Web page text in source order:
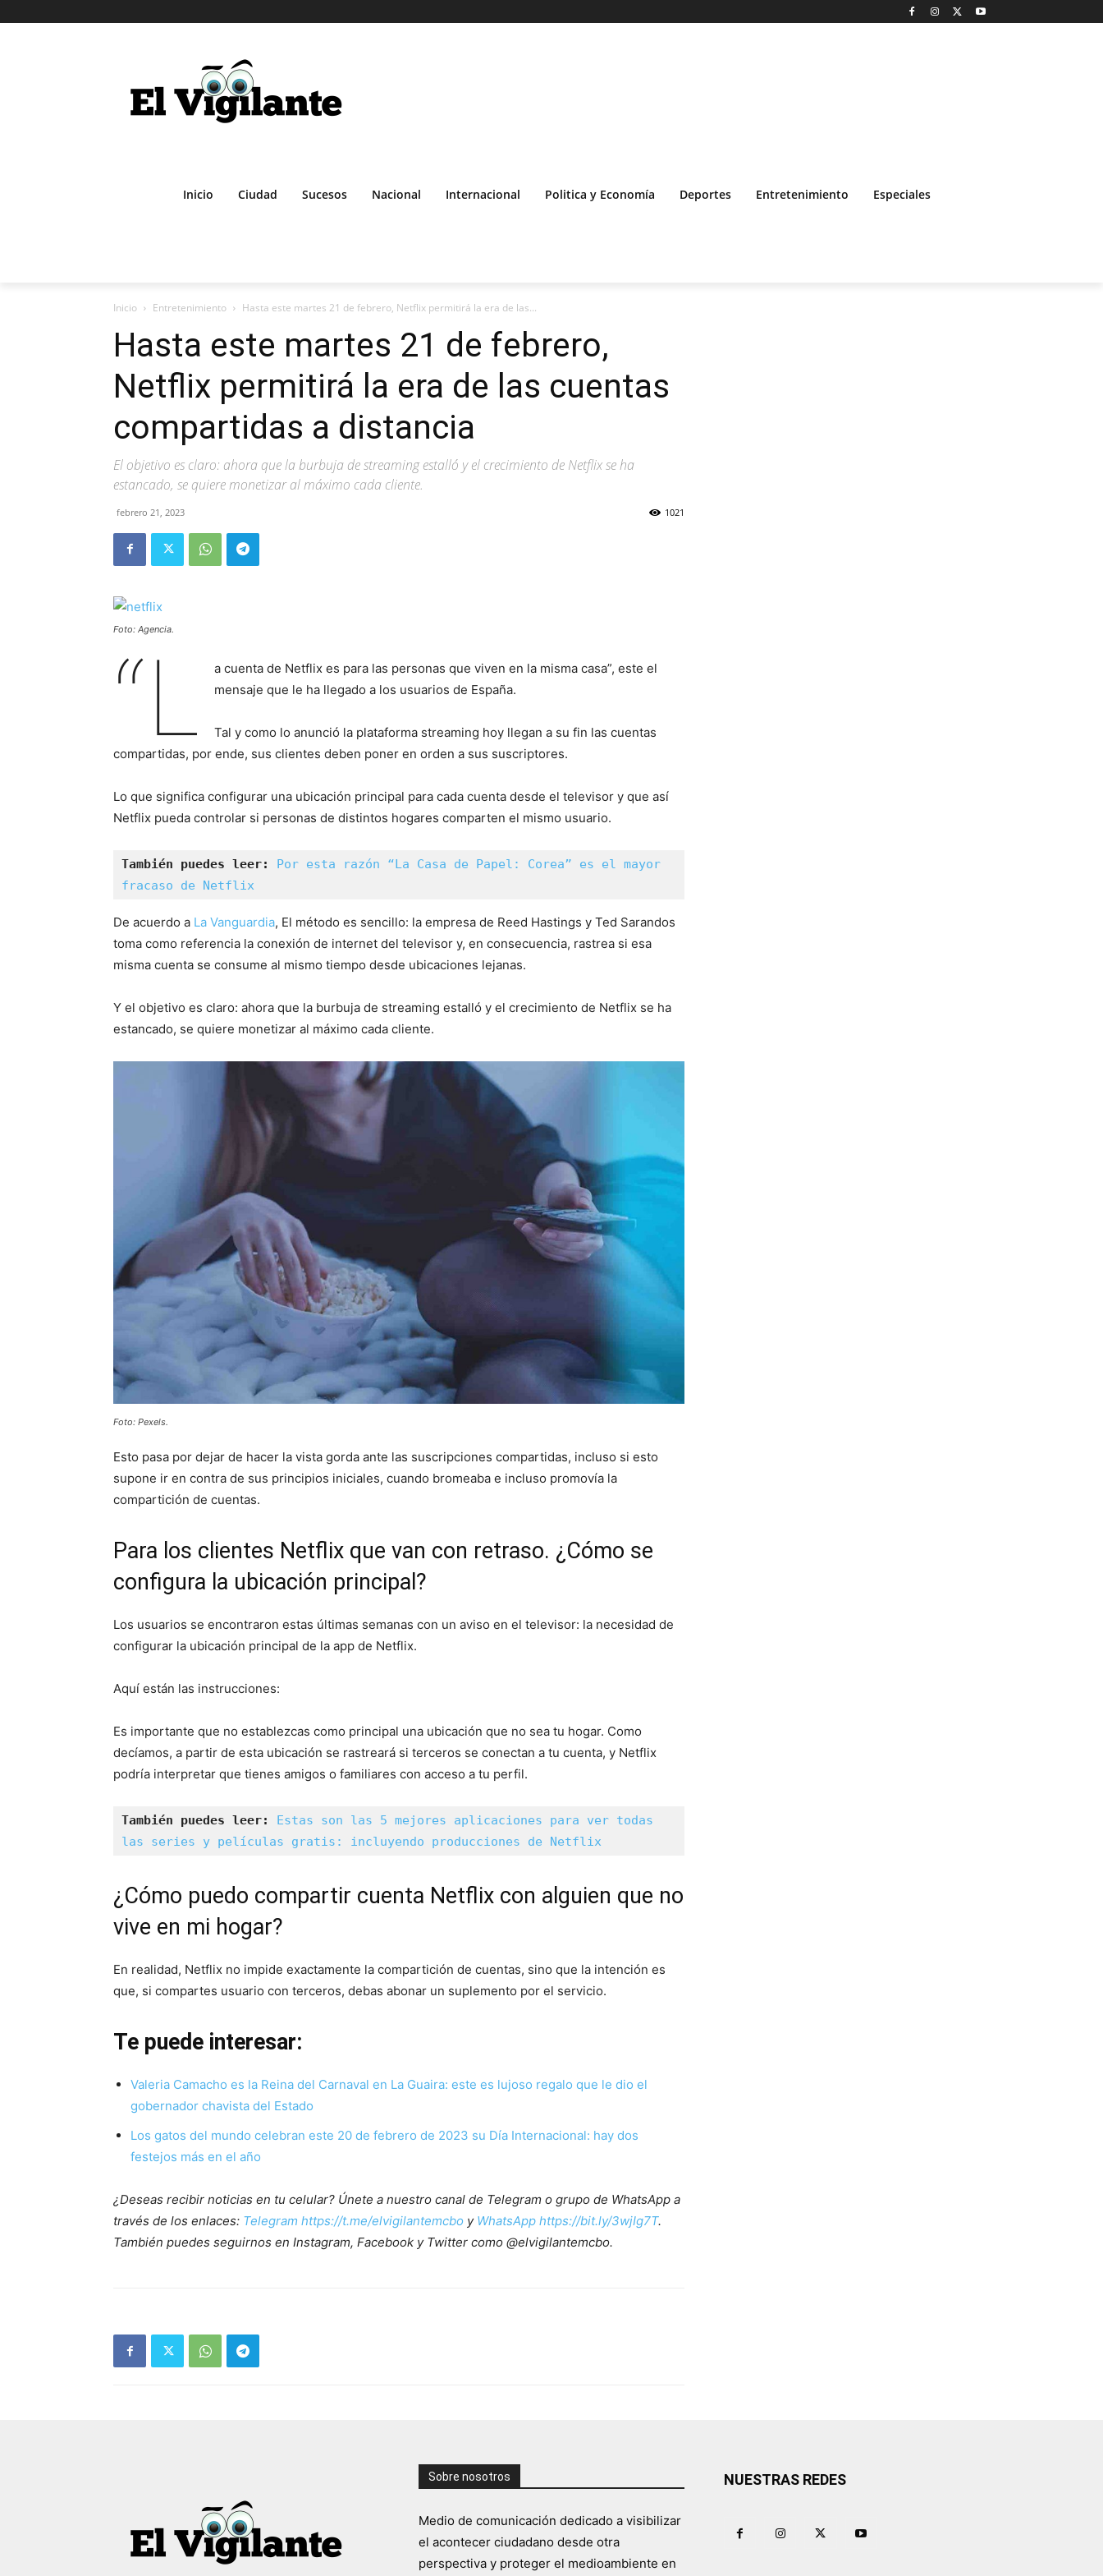
Inicio Ciudad Sucesos Nacional Internacional Politica y Economía Deportes Entretenimiento Especiales
Inicio Entretenimiento Hasta este martes 21 de febrero, Netflix permitirá la era de las...
Hasta este martes 21 de febrero,
Netflix permitirá la era de las cuentas
compartidas a distancia
El objetivo es claro: ahora que la burbuja de streaming estalló y el crecimiento de Netflix se ha
estancado, se quiere monetizar al máximo cada cliente.
febrero 21, 2023 1021
Foto: Agencia.
“L
a cuenta de Netflix es para las personas que viven en la misma casa”, este el
mensaje que le ha llegado a los usuarios de España.
Tal y como lo anunció la plataforma streaming hoy llegan a su fin las cuentas
compartidas, por ende, sus clientes deben poner en orden a sus suscriptores.
Lo que significa configurar una ubicación principal para cada cuenta desde el televisor y que así
Netflix pueda controlar si personas de distintos hogares comparten el mismo usuario.
También puedes leer:
Por esta razón “La Casa de Papel: Corea” es el mayor
fracaso de Netflix
De acuerdo a La Vanguardia, El método es sencillo: la empresa de Reed Hastings y Ted Sarandos
toma como referencia la conexión de internet del televisor y, en consecuencia, rastrea si esa
misma cuenta se consume al mismo tiempo desde ubicaciones lejanas.
Y el objetivo es claro: ahora que la burbuja de streaming estalló y el crecimiento de Netflix se ha
estancado, se quiere monetizar al máximo cada cliente.
Foto: Pexels.
Esto pasa por dejar de hacer la vista gorda ante las suscripciones compartidas, incluso si esto
supone ir en contra de sus principios iniciales, cuando bromeaba e incluso promovía la
compartición de cuentas.
Para los clientes Netflix que van con retraso. ¿Cómo se
configura la ubicación principal?
Los usuarios se encontraron estas últimas semanas con un aviso en el televisor: la necesidad de
configurar la ubicación principal de la app de Netflix.
Aquí están las instrucciones:
Es importante que no establezcas como principal una ubicación que no sea tu hogar. Como
decíamos, a partir de esta ubicación se rastreará si terceros se conectan a tu cuenta, y Netflix
podría interpretar que tienes amigos o familiares con acceso a tu perfil.
También puedes leer:
Estas son las 5 mejores aplicaciones para ver todas
las series y películas gratis: incluyendo producciones de Netflix
¿Cómo puedo compartir cuenta Netflix con alguien que no
vive en mi hogar?
En realidad, Netflix no impide exactamente la compartición de cuentas, sino que la intención es
que, si compartes usuario con terceros, debas abonar un suplemento por el servicio.
Te puede interesar:
Valeria Camacho es la Reina del Carnaval en La Guaira: este es lujoso regalo que le dio el
gobernador chavista del Estado
Los gatos del mundo celebran este 20 de febrero de 2023 su Día Internacional: hay dos
festejos más en el año
¿Deseas recibir noticias en tu celular? Únete a nuestro canal de Telegram o grupo de WhatsApp a
través de los enlaces: Telegram https://t.me/elvigilantemcbo y WhatsApp https://bit.ly/3wjIg7T.
También puedes seguirnos en Instagram, Facebook y Twitter como @elvigilantemcbo.
Sobre nosotros
Medio de comunicación dedicado a visibilizar
el acontecer ciudadano desde otra
perspectiva y proteger el medioambiente en
NUESTRAS REDES